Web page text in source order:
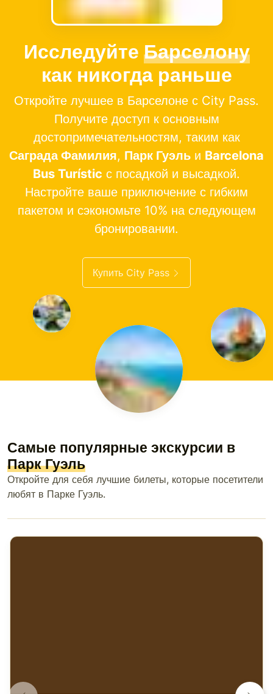
Исследуйте Барселону
как никогда раньше
Откройте лучшее в Барселоне с City Pass.
Получите доступ к основным
достопримечательностям, таким как
Саграда Фамилия, Парк Гуэль и Barcelona
Bus Turístic с посадкой и высадкой.
Настройте ваше приключение с гибким
пакетом и сэкономьте 10% на следующем
бронировании.
Купить City Pass
Самые популярные экскурсии в
Парк Гуэль
Откройте для себя лучшие билеты, которые посетители
любят в Парке Гуэль.